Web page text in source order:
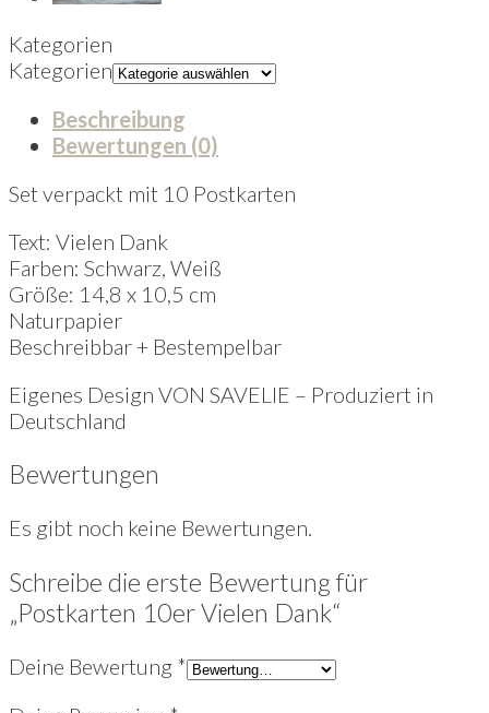
Kategorien
Kategorien
Beschreibung
Bewertungen (0)
Set verpackt mit 10 Postkarten
Text: Vielen Dank
Farben: Schwarz, Weiß
Größe: 14,8 x 10,5 cm
Naturpapier
Beschreibbar + Bestempelbar
Eigenes Design VON SAVELIE – Produziert in
Deutschland
Bewertungen
Es gibt noch keine Bewertungen.
Schreibe die erste Bewertung für
„Postkarten 10er Vielen Dank“
Deine Bewertung *